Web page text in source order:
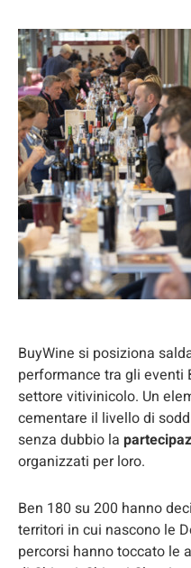
BuyWine si posiziona
performance tra gli eventi
settore vitivinicolo. Un
cementare il livello di
senza dubbio la
organizzati per loro.
Ben 180 su 200 hanno
territori in cui nascono le
percorsi hanno toccato le